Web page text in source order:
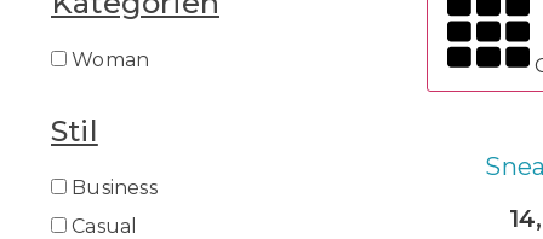
Woman
Stil
Business
Casual